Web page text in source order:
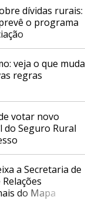
dívidas rurais:
o programa
veja o que muda
regras
votar novo
do Seguro Rural
a Secretaria de
do Mapa